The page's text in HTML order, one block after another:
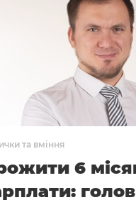
та вміння
6